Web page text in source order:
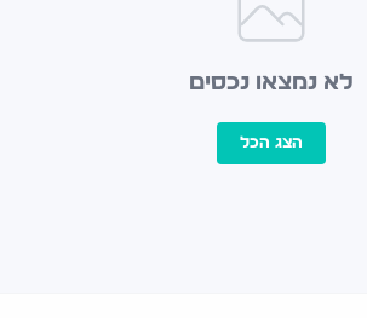
לא נמצאו נכסים
הצג הכל